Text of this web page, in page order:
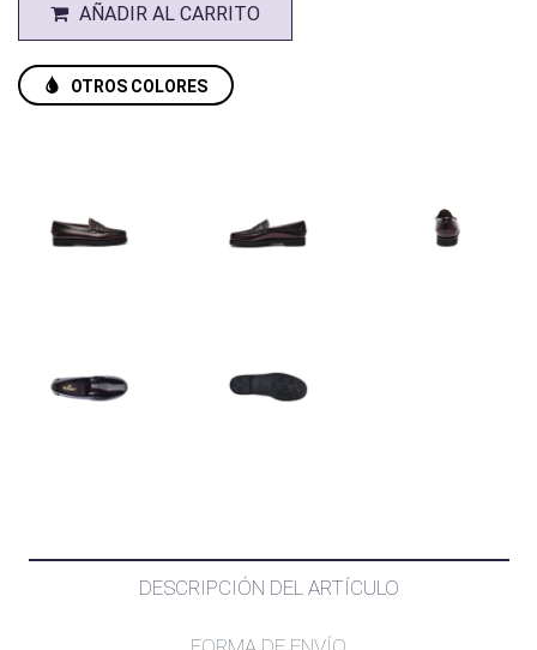
AÑADIR AL CARRITO
OTROS COLORES
DESCRIPCIÓN DEL ARTÍCULO